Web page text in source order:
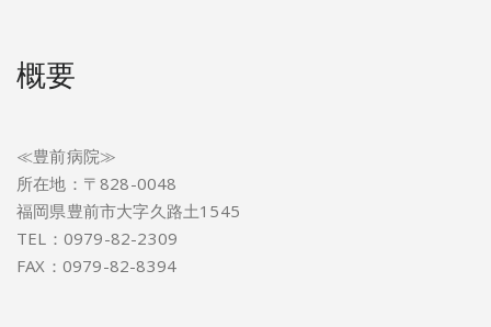
概要
≪豊前病院≫
所在地：〒828-0048
福岡県豊前市大字久路土1545
TEL：0979-82-2309
FAX：0979-82-8394